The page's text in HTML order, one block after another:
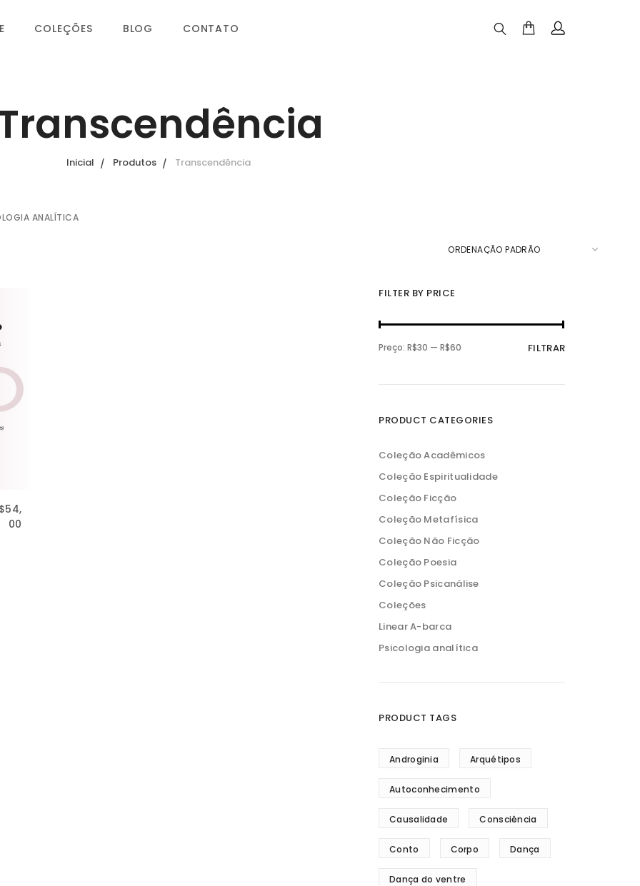
COLEÇÕES BLOG CONTATO
Inicial Produtos Transcendência
ANALÍTICA
54,
00
FILTER BY PRICE
P
r
o
n
i
P
r
o
x
i
FILTRAR
Preço:R$30 —R$60
PRODUCT CATEGORIES
Coleção Acadêmicos
Coleção Espiritualidade
Coleção Ficção
Coleção Metafísica
Coleção Não Ficção
Coleção Poesia
Coleção Psicanálise
Coleções
Linear A-barca
Psicologia analítica
PRODUCT TAGS
Androginia Arquétipos
Autoconhecimento
Causalidade Consciência
Conto Corpo Dança
Dança do ventre